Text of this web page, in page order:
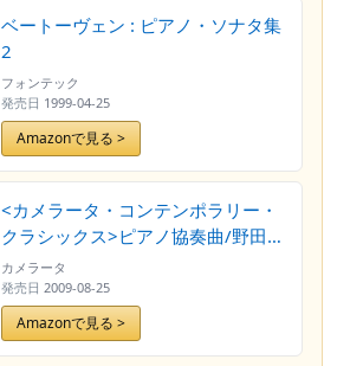
ベートーヴェン : ピアノ・ソナタ集
2
フォンテック
発売日 1999-04-25
Amazonで見る >
<カメラータ・コンテンポラリー・
クラシックス>ピアノ協奏曲/野田暉
行
カメラータ
発売日 2009-08-25
Amazonで見る >